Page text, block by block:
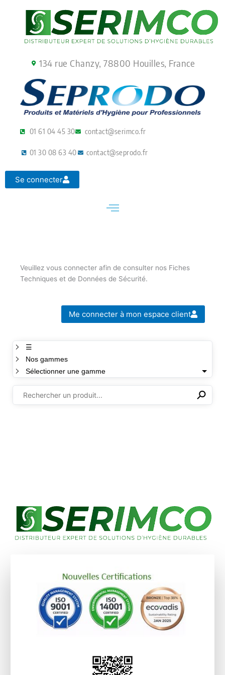
134 rue Chanzy, 78800 Houilles, France
01 61 04 45 30 contact@serimco.fr
01 30 08 63 40 contact@seprodo.fr
Se connecter
Veuillez vous connecter afin de consulter nos Fiches
Techniques et de Données de Sécurité.
Me connecter à mon espace client
☰
Nos gammes
Sélectionner une gamme
⚲